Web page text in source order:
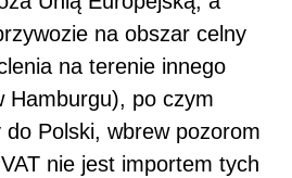
na obszar celny
na terenie innego
Hamburgu), po czym
Polski, wbrew pozorom
nie jest importem tych